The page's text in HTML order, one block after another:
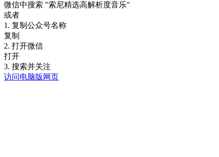
微信中搜索 "索尼精选高解析度音乐"
或者
1. 复制公众号名称
复制
2. 打开微信
打开
3. 搜索并关注
访问电脑版网页